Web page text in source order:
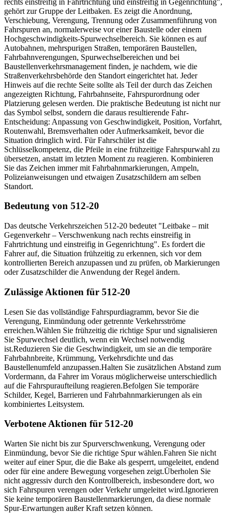
gehört zur Gruppe der Leitbaken. Es zeigt die Anordnung,
Verschiebung, Verengung, Trennung oder Zusammenführung von
Fahrspuren an, normalerweise vor einer Baustelle oder einem
Hochgeschwindigkeits-Spurwechselbereich. Sie können es auf
Autobahnen, mehrspurigen Straßen, temporären Baustellen,
Fahrbahnverengungen, Spurwechselbereichen und bei
Baustellenverkehrsmanagement finden, je nachdem, wie die
Straßenverkehrsbehörde den Standort eingerichtet hat. Jeder
Hinweis auf die rechte Seite sollte als Teil der durch das Zeichen
angezeigten Richtung, Fahrbahnseite, Fahrspurordnung oder
Platzierung gelesen werden. Die praktische Bedeutung ist nicht nur
das Symbol selbst, sondern die daraus resultierende Fahr-
Entscheidung: Anpassung von Geschwindigkeit, Position, Vorfahrt,
Routenwahl, Bremsverhalten oder Aufmerksamkeit, bevor die
Situation dringlich wird. Für Fahrschüler ist die
Schlüsselkompetenz, die Pfeile in eine frühzeitige Fahrspurwahl zu
übersetzen, anstatt im letzten Moment zu reagieren. Kombinieren
Sie das Zeichen immer mit Fahrbahnmarkierungen, Ampeln,
Polizeianweisungen und etwaigen Zusatzschildern am selben
Standort.
Bedeutung von 512-20
Das deutsche Verkehrszeichen 512-20 bedeutet "Leitbake – mit
Gegenverkehr – Verschwenkung nach rechts einstreifig in
Fahrtrichtung und einstreifig in Gegenrichtung". Es fordert die
Fahrer auf, die Situation frühzeitig zu erkennen, sich vor dem
kontrollierten Bereich anzupassen und zu prüfen, ob Markierungen
oder Zusatzschilder die Anwendung der Regel ändern.
Zulässige Aktionen für 512-20
Lesen Sie das vollständige Fahrspurdiagramm, bevor Sie die
Verengung, Einmündung oder getrennte Verkehrsströme
erreichen.Wählen Sie frühzeitig die richtige Spur und signalisieren
Sie Spurwechsel deutlich, wenn ein Wechsel notwendig
ist.Reduzieren Sie die Geschwindigkeit, um sie an die temporäre
Fahrbahnbreite, Krümmung, Verkehrsdichte und das
Baustellenumfeld anzupassen.Halten Sie zusätzlichen Abstand zum
Vordermann, da Fahrer im Voraus möglicherweise unterschiedlich
auf die Fahrspuraufteilung reagieren.Befolgen Sie temporäre
Schilder, Kegel, Barrieren und Fahrbahnmarkierungen als ein
kombiniertes Leitsystem.
Verbotene Aktionen für 512-20
Warten Sie nicht bis zur Spurverschwenkung, Verengung oder
Einmündung, bevor Sie die richtige Spur wählen.Fahren Sie nicht
weiter auf einer Spur, die die Bake als gesperrt, umgeleitet, endend
oder für eine andere Bewegung vorgesehen zeigt.Überholen Sie
nicht aggressiv durch den Kontrollbereich, insbesondere dort, wo
sich Fahrspuren verengen oder Verkehr umgeleitet wird.Ignorieren
Sie keine temporären Baustellenmarkierungen, da diese normale
Spur-Erwartungen außer Kraft setzen können.